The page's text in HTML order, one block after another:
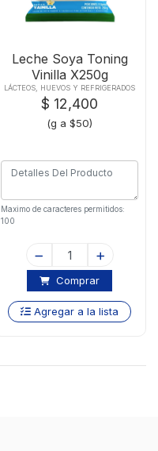
Leche Soya Toning
Vinilla X250g
LÁCTEOS, HUEVOS Y REFRIGERADOS
$ 12,400
(g a $50)
Maximo de caracteres permitidos:
100
Comprar
Agregar a la lista